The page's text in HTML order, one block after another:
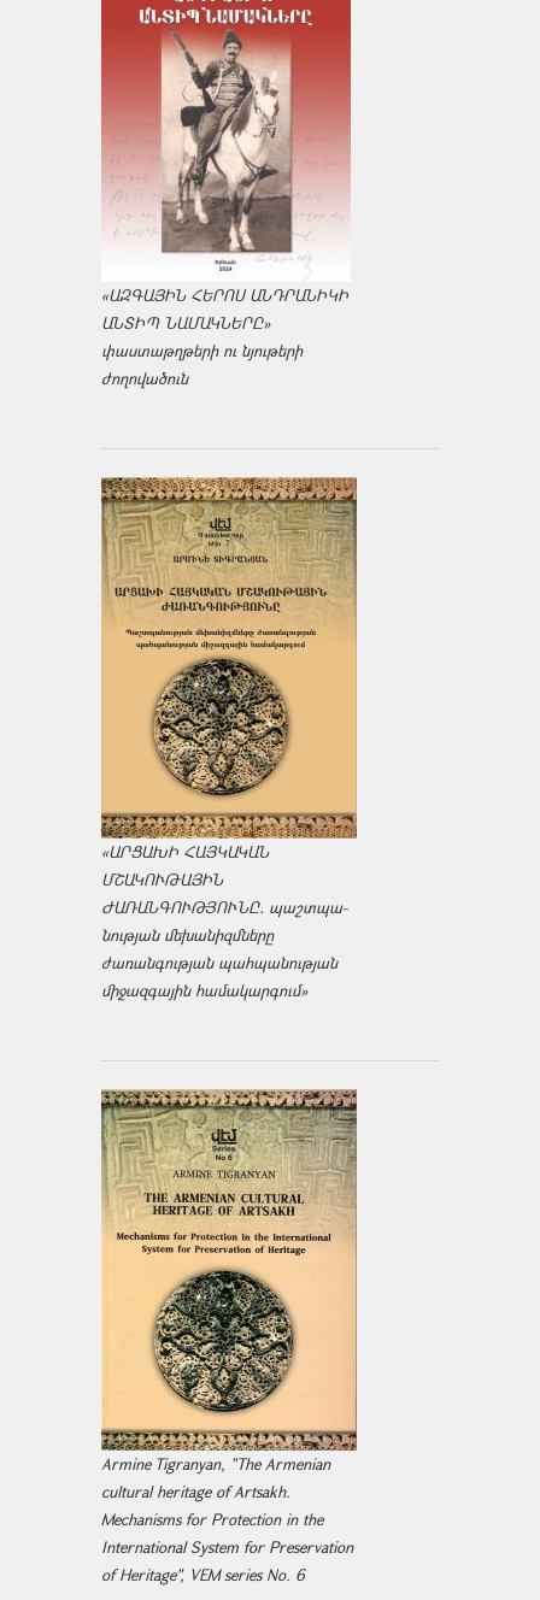
«ԱԶԳԱՅԻՆ ՀԵՐՈՍ ԱՆԴՐԱՆԻԿԻ
ԱՆՏԻՊ ՆԱՄԱԿՆԵՐԸ»
փաստաթղթերի ու նյութերի
ժողովածուն
«ԱՐՑԱԽԻ ՀԱՅԿԱԿԱՆ
ՄՇԱԿՈՒԹԱՅԻՆ
ԺԱՌԱՆԳՈՒԹՅՈՒՆԸ․ պաշտպա­
նության մեխանիզմները
ժառանգության պահպանության
միջազ­գային համակարգում»
Armine Tigranyan, "The Armenian
cultural heritage of Artsakh.
Mechanisms for Protection in the
International System for Preservation
of Heritage", VEM series No. 6